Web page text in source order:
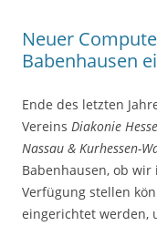
Neuer
Babenhausen
Ende des letzten
Vereins Diakonie
Nassau & Kurhessen-
Babenhausen, ob
Verfügung stellen
eingerichtet werden,